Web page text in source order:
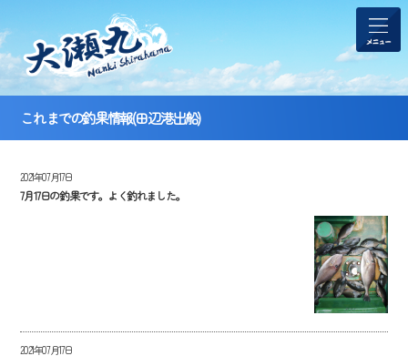
これまでの釣果情報(田辺港出船)
2021年07月17日
7月17日の釣果です。よく釣れました。
2021年07月17日